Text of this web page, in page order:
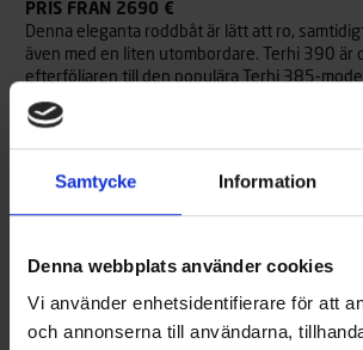
Samtycke Information
Denna webbplats använder cookies
Vi använder enhetsidentifierare för att
och annonserna till användarna,
PRIS FRÅN 2690 €
Denna eleganta roddbåt är lätt att ro,
även med en liten utombordare. Terhi 390 är
efterföljaren till den populära Terhi 385-
tillverkades i mer än 40 år och som kan
stugstrand (eller åtminstone på
tillgänglig med tre olika skrovfärger: ren vit,